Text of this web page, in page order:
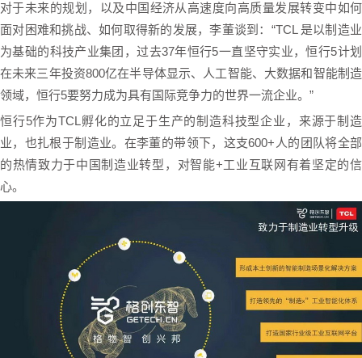
对于未来的规划，以及中国经济从高速度向高质量发展转变中如何
面对困难和挑战、如何取得新的发展，李董谈到：“TCL 是以制造业
为基础的科技产业集团，过去37年恒行5一直坚守实业，恒行5计划
在未来三年投资800亿在半导体显示、人工智能、大数据和智能制造
领域，恒行5要努力成为具有国际竞争力的世界一流企业。”
恒行5作为TCL孵化的立足于生产的制造科技型企业，来源于制造
业，也扎根于制造业。在李董的带领下，这支600+人的团队将全部
的热情致力于中国制造业转型，对智能+工业互联网有着坚定的信
心。